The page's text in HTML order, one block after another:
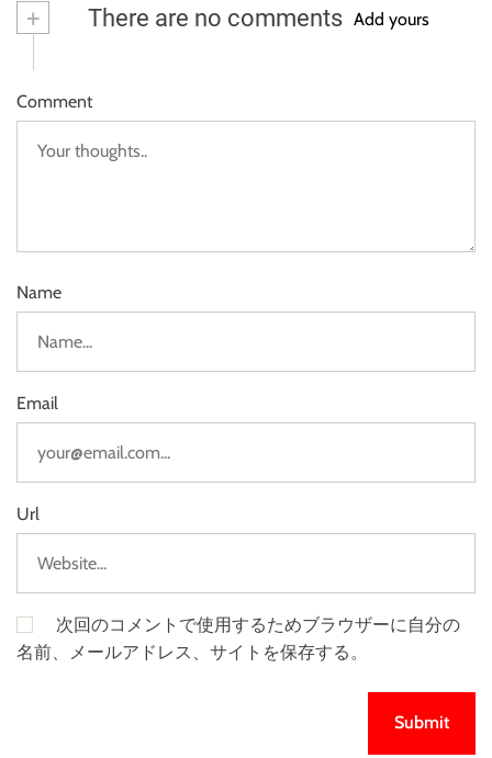
+ There are no comments Add yours
Comment
Name
Email
Url
次回のコメントで使用するためブラウザーに自分の
名前、メールアドレス、サイトを保存する。